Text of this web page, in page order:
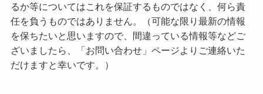
るか等についてはこれを保証するものではなく、何ら責
任を負うものではありません。（可能な限り最新の情報
を保ちたいと思いますので、間違っている情報等などご
ざいましたら、「お問い合わせ」ページよりご連絡いた
だけますと幸いです。）